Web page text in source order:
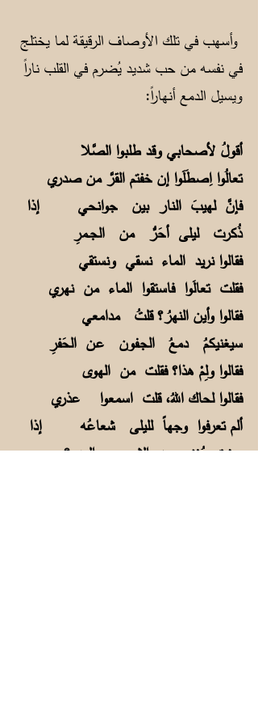
وأسهب في تلك الأوصاف الرقيقة لما يختلج
في نفسه من حب شديد يُضرم في القلب ناراً
ويسيل الدمع أنهاراً:
أقولُ لأصحابي وقد طلبوا الصَّلا
تعالُوا اِصطَلَوا إن خفتم القرَّ من صدري
فإنَّ لهيبَ النار بين جوانحي إذا
ذُكرت ليلى أحَرُّ من الجــمرِ
فقالوا نريد الماء نسقي ونستقي
فقلت تعالَوا فاستقوا الماء من نهري
فقالوا وأين النهرُ؟ قلتُ مدامعي
سيغنيكمُ دمعُ الجـفون عـن الحَفرِ
فقالوا ولِمْ هذا؟ فقلت من الهوى
فقالوا لحاك اللهُ، قلت اسمعوا عذري
ألم تعرفوا وجهاً لليلى شعاعُه إذا
برزت يُغني عن الشمسِ والـبدرِ؟